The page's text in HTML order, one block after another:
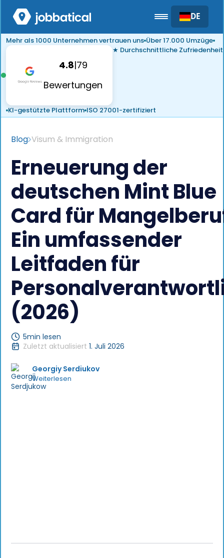
DE
Mehr als 1000 Unternehmen vertrauen uns Über 17.000 Umzüge
4.8|79
Bewertungen
★ Durchschnittliche Zufriedenheit
KI-gestützte Plattform ISO 27001-zertifiziert
Blog Visum & Immigration
Erneuerung der
deutschen Mint Blue
Card für
Ein umfassender
Leitfaden für
(2026)
5min lesen
Zuletzt aktualisiert 1. Juli 2026
Georgiy Serdiukov
Weiterlesen